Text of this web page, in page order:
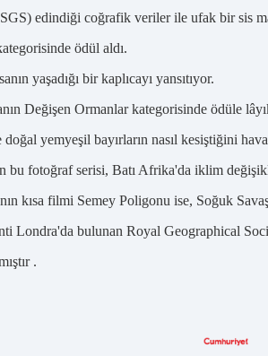
edindiği coğrafik veriler ile ufak bir sis
ödül aldı.
yaşadığı bir kaplıcayı yansıtıyor.
Değişen Ormanlar kategorisinde ödüle
yemyeşil bayırların nasıl kesiştiğini
fotoğraf serisi, Batı Afrika'da iklim
kısa filmi Semey Poligonu ise, Soğuk
Londra'da bulunan Royal Geographical
.